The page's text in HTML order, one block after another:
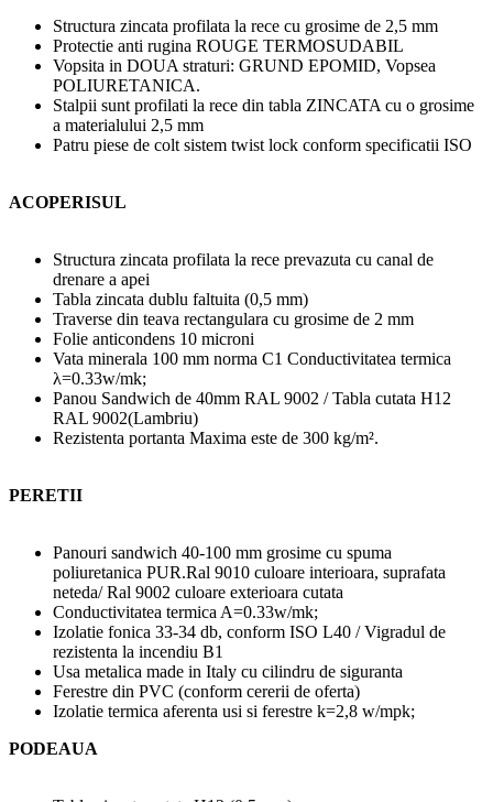
Structura zincata profilata la rece cu grosime de 2,5 mm
Protectie anti rugina ROUGE TERMOSUDABIL
Vopsita in DOUA straturi: GRUND EPOMID, Vopsea
POLIURETANICA.
Stalpii sunt profilati la rece din tabla ZINCATA cu o grosime
a materialului 2,5 mm
Patru piese de colt sistem twist lock conform specificatii ISO
ACOPERISUL
Structura zincata profilata la rece prevazuta cu canal de
drenare a apei
Tabla zincata dublu faltuita (0,5 mm)
Traverse din teava rectangulara cu grosime de 2 mm
Folie anticondens 10 microni
Vata minerala 100 mm norma C1 Conductivitatea termica
λ=0.33w/mk;
Panou Sandwich de 40mm RAL 9002 / Tabla cutata H12
RAL 9002(Lambriu)
Rezistenta portanta Maxima este de 300 kg/m².
PERETII
Panouri sandwich 40-100 mm grosime cu spuma
poliuretanica PUR.Ral 9010 culoare interioara, suprafata
neteda/ Ral 9002 culoare exterioara cutata
Conductivitatea termica A=0.33w/mk;
Izolatie fonica 33-34 db, conform ISO L40 / Vigradul de
rezistenta la incendiu B1
Usa metalica made in Italy cu cilindru de siguranta
Ferestre din PVC (conform cererii de oferta)
Izolatie termica aferenta usi si ferestre k=2,8 w/mpk;
PODEAUA